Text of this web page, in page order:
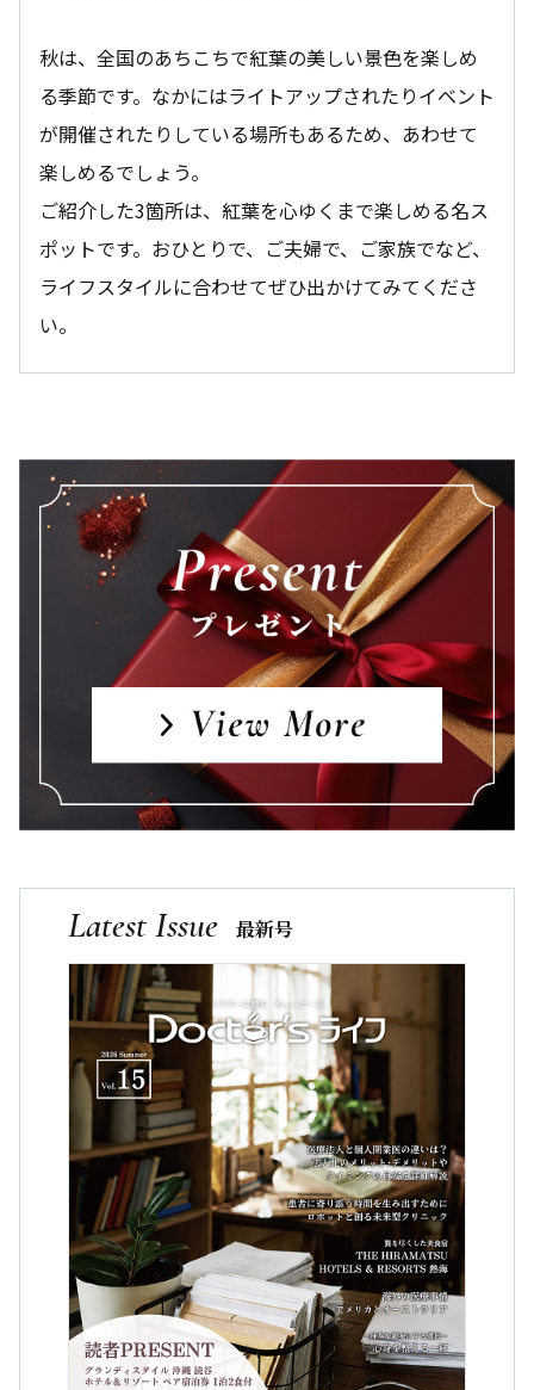
秋は、全国のあちこちで紅葉の美しい景色を楽しめ
る季節です。なかにはライトアップされたりイベント
が開催されたりしている場所もあるため、あわせて
楽しめるでしょう。
ご紹介した3箇所は、紅葉を心ゆくまで楽しめる名ス
ポットです。おひとりで、ご夫婦で、ご家族でなど、
ライフスタイルに合わせてぜひ出かけてみてくださ
い。
Latest Issue 最新号